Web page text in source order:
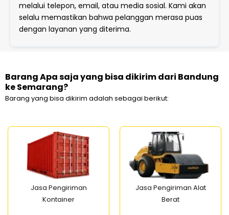
melalui telepon, email, atau media sosial. Kami akan
selalu memastikan bahwa pelanggan merasa puas
dengan layanan yang diterima.
Barang Apa saja yang bisa dikirim dari Bandung
ke Semarang?
Barang yang bisa dikirim adalah sebagai berikut:
Jasa Pengiriman
Kontainer
Jasa Pengiriman Alat
Berat